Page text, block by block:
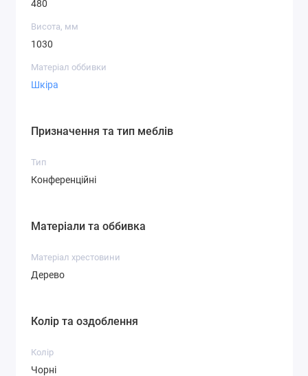
480
Висота, мм
1030
Матеріал оббивки
Шкіра
Призначення та тип меблів
Тип
Конференційні
Матеріали та оббивка
Матеріал хрестовини
Дерево
Колір та оздоблення
Колір
Чорні